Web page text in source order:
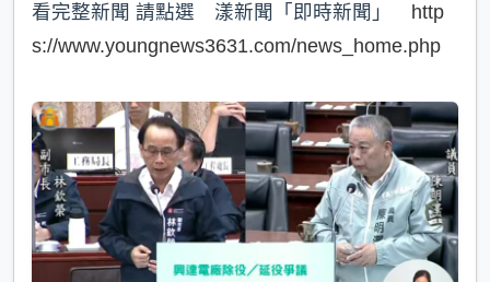
看完整新聞 請點選 漾新聞「即時新聞」 http
s://www.youngnews3631.com/news_home.php